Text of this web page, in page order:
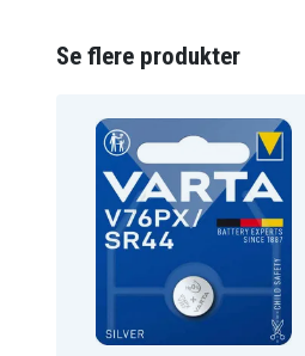
Oppladingsbar
Produkttype
Tykkelse
Spenning
Varemerke
Se flere produkter